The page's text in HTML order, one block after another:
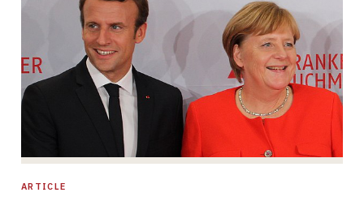
ARTICLE